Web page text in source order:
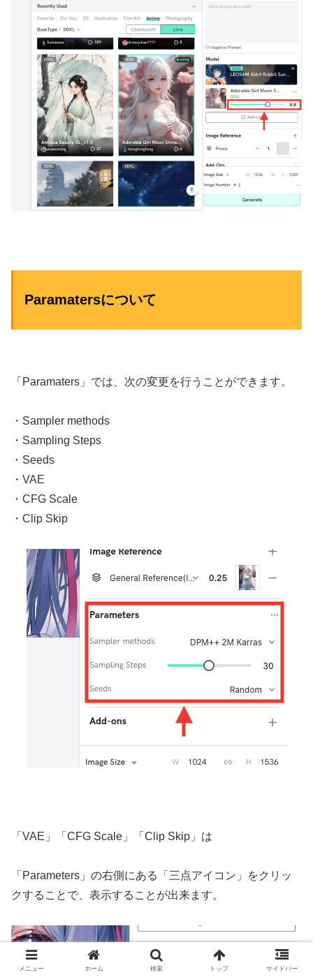
Paramatersについて
「Paramaters」では、次の変更を行うことができます。
・Sampler methods
・Sampling Steps
・Seeds
・VAE
・CFG Scale
・Clip Skip
「VAE」「CFG Scale」「Clip Skip」は
「Parameters」の右側にある「三点アイコン」をクリッ
クすることで、表示することが出来ます。
メニュー ホーム 検索 トップ サイドバー